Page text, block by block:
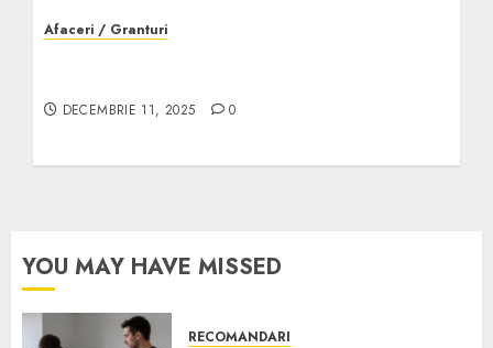
Afaceri / Granturi
DECEMBRIE 11, 2025 0
YOU MAY HAVE MISSED
RECOMANDARI